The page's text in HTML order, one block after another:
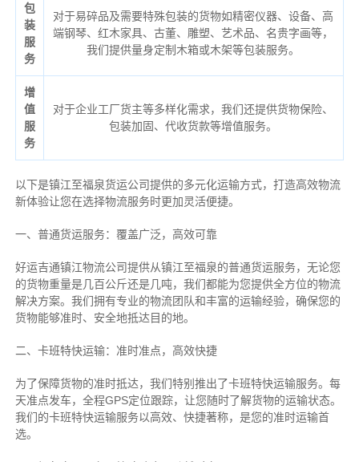
包
装
服
务
对于易碎品及需要特殊包装的货物如精密仪器、设备、高
端钢琴、红木家具、古董、雕塑、艺术品、名贵字画等，
我们提供量身定制木箱或木架等包装服务。
增
值
服
务
对于企业工厂货主等多样化需求，我们还提供货物保险、
包装加固、代收货款等增值服务。
以下是镇江至福泉货运公司提供的多元化运输方式，打造高效物流
新体验让您在选择物流服务时更加灵活便捷。
一、普通货运服务：覆盖广泛，高效可靠
好运吉通镇江物流公司提供从镇江至福泉的普通货运服务，无论您
的货物重量是几百公斤还是几吨，我们都能为您提供全方位的物流
解决方案。我们拥有专业的物流团队和丰富的运输经验，确保您的
货物能够准时、安全地抵达目的地。
二、卡班特快运输：准时准点，高效快捷
为了保障货物的准时抵达，我们特别推出了卡班特快运输服务。每
天准点发车，全程GPS定位跟踪，让您随时了解货物的运输状态。
我们的卡班特快运输服务以高效、快捷著称，是您的准时运输首
选。